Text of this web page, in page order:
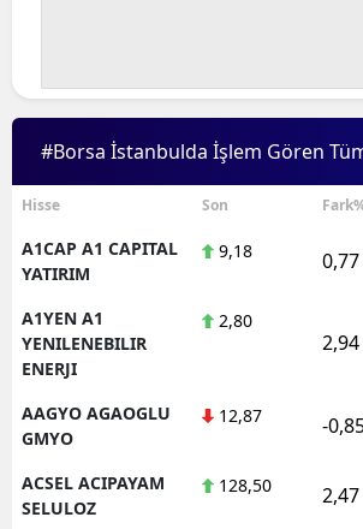
#Borsa İstanbulda İşlem Gören
Hisse Son
A1CAP A1 CAPITAL
YATIRIM
9,18 0,77
A1YEN A1
YENILENEBILIR
ENERJI
2,80
2,94
AAGYO AGAOGLU
GMYO
12,87 -
ACSEL ACIPAYAM
SELULOZ
128,50 2,47